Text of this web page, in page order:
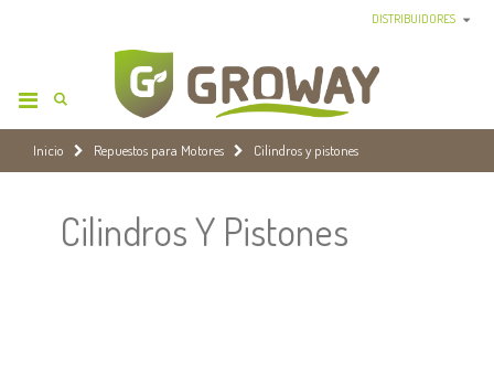
DISTRIBUIDORES
Inicio Repuestos para Motores Cilindros y pistones
Cilindros Y Pistones